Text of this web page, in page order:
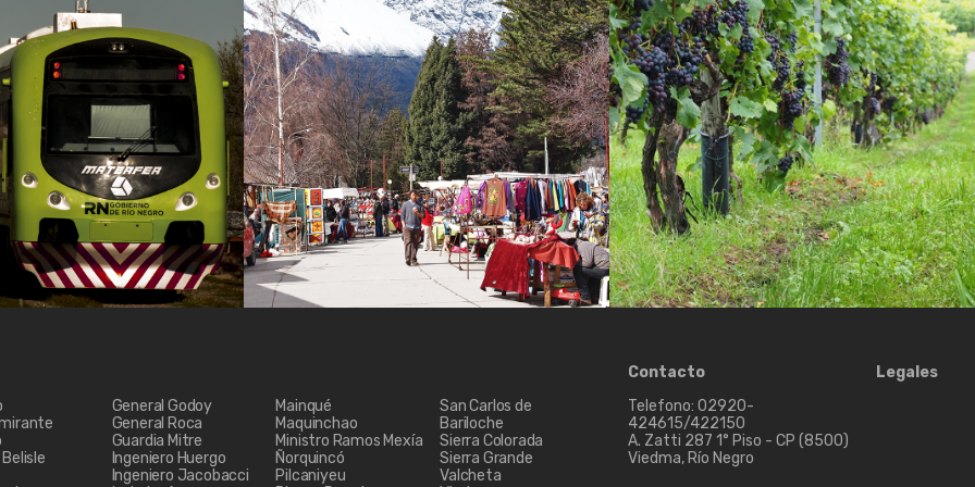
General Godoy
General Roca
Guardia Mitre
Ingeniero Huergo
Ingeniero Jacobacci
Mainqué
Maquinchao
Ministro Ramos Mexía
Ñorquincó
Pilcaniyeu
San Carlos de
Bariloche
Sierra Colorada
Sierra Grande
Valcheta
Contacto
Telefono: 02920-
424615/422150
A. Zatti 287 1° Piso - CP (8500)
Viedma, Río Negro
Legales